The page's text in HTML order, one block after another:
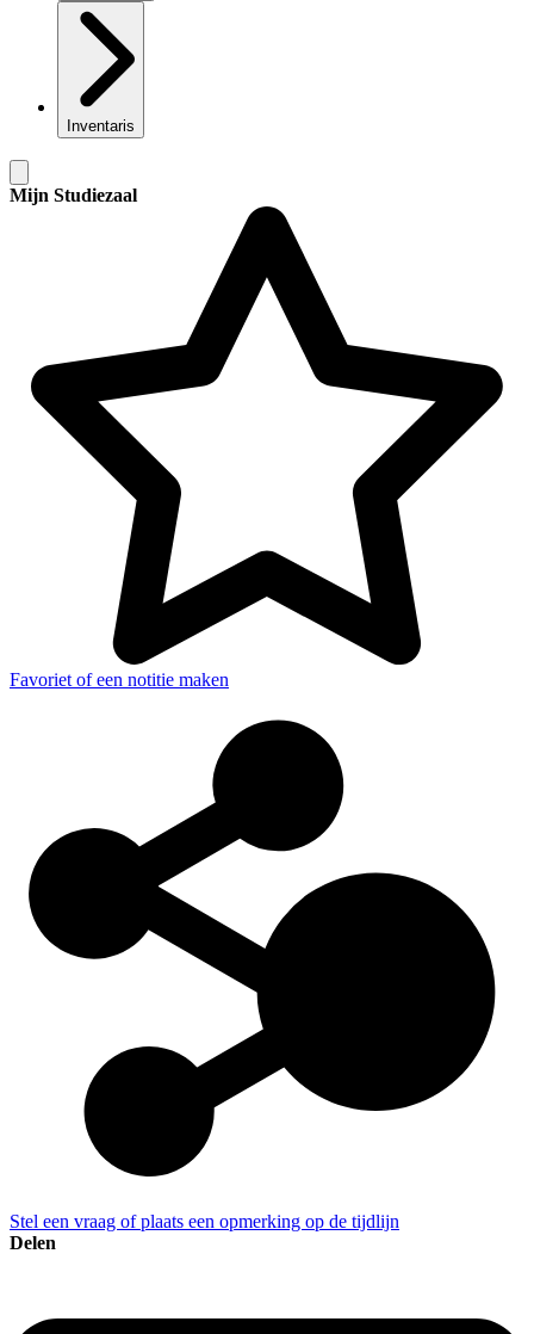
Inventaris
Mijn Studiezaal
Favoriet of een notitie maken
Stel een vraag of plaats een opmerking op de tijdlijn
Delen